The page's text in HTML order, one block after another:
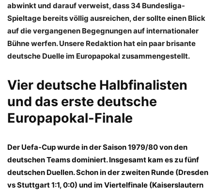
abwinkt und darauf verweist, dass 34 Bundesliga-
Spieltage bereits völlig ausreichen, der sollte einen Blick
auf die vergangenen Begegnungen auf internationaler
Bühne werfen. Unsere Redaktion hat ein paar brisante
deutsche Duelle im Europapokal zusammengestellt.
Vier deutsche Halbfinalisten
und das erste deutsche
Europapokal-Finale
Der Uefa-Cup wurde in der Saison 1979/80 von den
deutschen Teams dominiert. Insgesamt kam es zu fünf
deutschen Duellen. Schon in der zweiten Runde (Dresden
vs Stuttgart 1:1, 0:0) und im Viertelfinale (Kaiserslautern